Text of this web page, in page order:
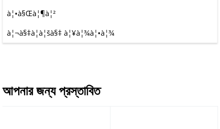
à¦•à§Œà¦¶à¦²
à¦¬à§‡à¦à¦šà§‡ à¦¥à¦¾à¦•à¦¾
আপনার জন্য প্রস্তাবিত